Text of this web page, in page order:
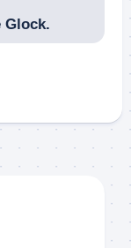
Glock.